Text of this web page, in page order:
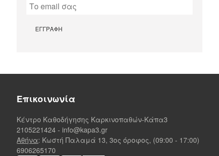
Επικοινωνία
Κέντρο Καθοδήγησης Καρκινοπαθών-Κάπα3
2105221424 - info@kapa3.gr
Αθήνα: Κωστή Παλαμά 13, 3ος όροφος, (09:00 - 17:00)
6906265170